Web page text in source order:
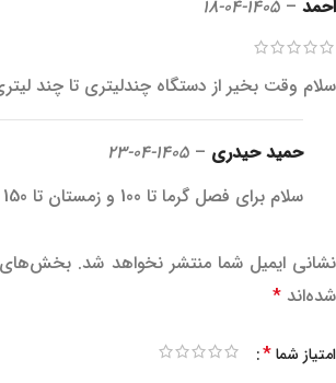
احمد –
1405-04-18
سلام وقت بخیر از دستگاه چندلیتری تا چند
حمید حیدری –
1405-04-23
سلام برای فصل گرما تا 100 و زمستان تا 150
نشانی ایمیل شما منتشر نخواهد شد. بخش‌های
شده‌اند *
امتیاز شما*